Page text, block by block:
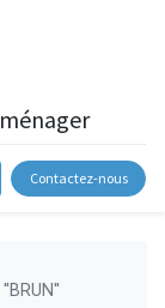
Contactez-nous